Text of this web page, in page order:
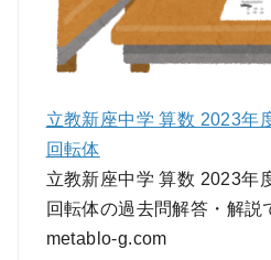
立教新座中学 算数 2023年
回転体
立教新座中学 算数 2023年
回転体の過去問解答・解説
metablo-g.com